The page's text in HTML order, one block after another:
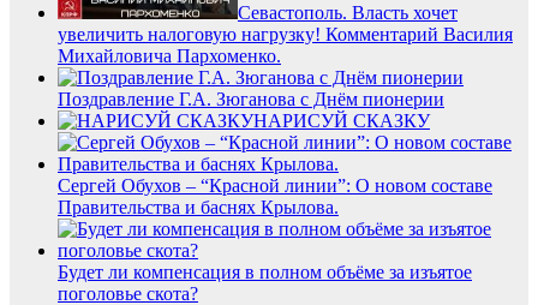
Севастополь. Власть хочет
увеличить налоговую нагрузку! Комментарий Василия
Михайловича Пархоменко.
Поздравление Г.А. Зюганова с Днём пионерии
НАРИСУЙ СКАЗКУ
Сергей Обухов – “Красной линии”: О новом составе
Правительства и баснях Крылова.
Будет ли компенсация в полном объёме за изъятое
поголовье скота?